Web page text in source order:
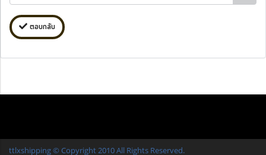
ตอบกลับ
ttlxshipping © Copyright 2010 All Rights Reserved.